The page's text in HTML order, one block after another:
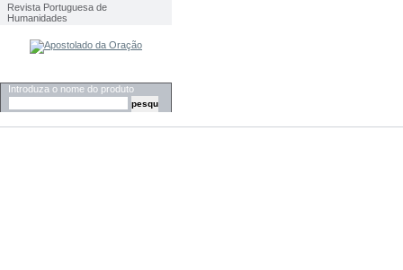
Revista Portuguesa de
Humanidades
Introduza o nome do produto